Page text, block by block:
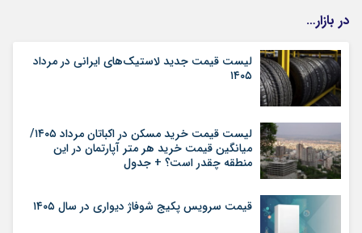
در بازار…
لیست قیمت جدید لاستیک‌های ایرانی در مرداد
۱۴۰۵
لیست قیمت خرید مسکن در اکباتان مرداد ۱۴۰۵/
میانگین قیمت خرید هر متر آپارتمان در این
منطقه چقدر است؟ + جدول
قیمت سرویس پکیج شوفاژ دیواری در سال ۱۴۰۵